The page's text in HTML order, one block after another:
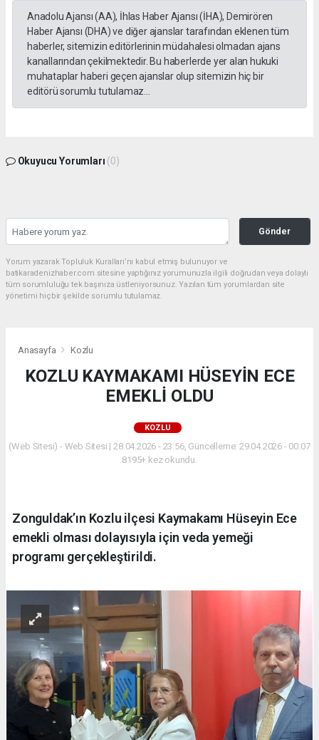
Anadolu Ajansı (AA), İhlas Haber Ajansı (İHA), Demirören
Haber Ajansı (DHA) ve diğer ajanslar tarafından eklenen tüm
haberler, sitemizin editörlerinin müdahalesi olmadan ajans
kanallarından çekilmektedir. Bu haberlerde yer alan hukuki
muhataplar haberi geçen ajanslar olup sitemizin hiç bir
editörü sorumlu tutulamaz...
Okuyucu Yorumları (0)
Gönder
Yorum yazarak Topluluk Kuralları’nı kabul etmiş bulunuyor ve
batikaradenizhaber.com sitesine yaptığınız yorumunuzla ilgili doğrudan veya dolaylı
tüm sorumluluğu tek başınıza üstleniyorsunuz. Yazılan tüm yorumlardan site
yönetimi hiçbir şekilde sorumlu tutulamaz.
Anasayfa Kozlu
KOZLU KAYMAKAMI HÜSEYİN ECE
EMEKLİ OLDU
KOZLU
(Web Sitesi) - Web Sitesi | 28.04.2026 - 23:56, Güncelleme: 29.04.2026 - 00:07
8195+ kez okundu.
Zonguldak’ın Kozlu ilçesi Kaymakamı Hüseyin Ece
emekli olması dolayısıyla için veda yemeği
programı gerçekleştirildi.